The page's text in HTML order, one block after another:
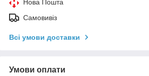
Нова Пошта
Самовивіз
Всі умови доставки
Умови оплати